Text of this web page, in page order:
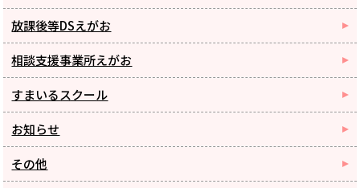
放課後等DSえがお
相談支援事業所えがお
すまいるスクール
お知らせ
その他